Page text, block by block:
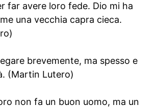
far avere loro fede. Dio mi ha
una vecchia capra cieca.
brevemente, ma spesso e
(Martin Lutero)
non fa un buon uomo, ma un